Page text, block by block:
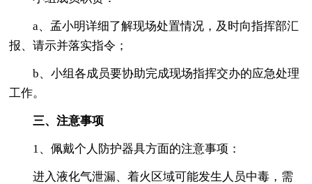
a、孟小明详细了解现场处置情况，及时向指挥部汇
报、请示并落实指令；
b、小组各成员要协助完成现场指挥交办的应急处理
工作。
三、注意事项
1、佩戴个人防护器具方面的注意事项：
进入液化气泄漏、着火区域可能发生人员中毒，需